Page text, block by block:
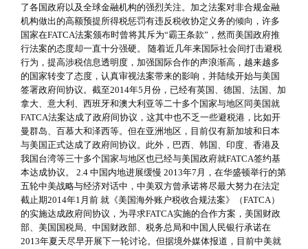
了各国政府以及全球金融机构的强烈关注。加之法案对非合规金融
机构做出的高额预提所得税惩罚有违反税收协定义务的倾向，许多
国家在FATCA法案颁布时曾将其斥为“霸王条款”，然而美国政府推
行法案的态度却一直十分强硬。 随着近几年来国际社会间打击避税
行为，提高涉税信息透明度，加强国际合作的声浪渐高，越来越多
的国家转变了态度，认真审视法案带来的影响，并陆续开始与美国
签署政府间协议。截至2014年5月份，已经有英国、德国、法国、加
拿大、意大利、西班牙和澳大利亚等二十多个国家与地区同美国就
FATCA法案达成了政府间协议，这其中也不乏一些避税港，比如开
曼群岛、百慕大和泽西等。但在亚洲地区，目前仅有新加坡和日本
与美国正式达成了政府间协议。此外，巴西、韩国、印度、香港及
我国台湾等三十多个国家与地区也已经与美国政府就FATCA签约基
本达成协议。 2.4 中国内地进展缓慢 2013年7月，在华盛顿举行的第
五轮中美战略与经济对话中，中美双方曾承诺将尽最大努力在法定
截止期2014年1月前 就《美国海外账户税收合规法案》（FATCA）
的实施达成政府间协议，为寻求FATCA实施的合作方案，美国财政
部、美国国税局、中国财政部、税务总局和中国人民银行承诺在
2013年夏天尽早开展下一轮讨论。但据境外媒体报道，目前中美就